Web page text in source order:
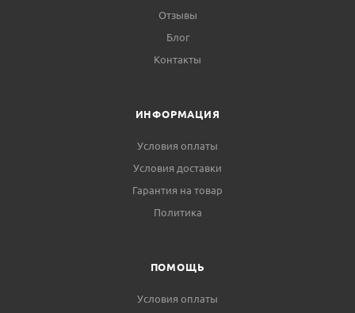
Отзывы
Блог
Контакты
ИНФОРМАЦИЯ
Условия оплаты
Условия доставки
Гарантия на товар
Политика
ПОМОЩЬ
Условия оплаты